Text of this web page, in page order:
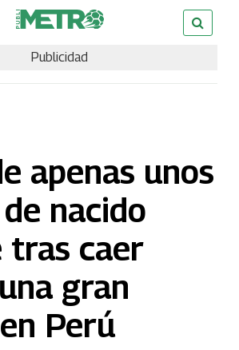
Publicidad
apenas unos
nacido
tras caer
gran
Perú